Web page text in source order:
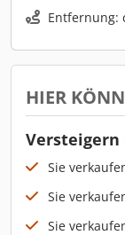
Entfernung:
HIER
Versteigern
Sie
Sie
Sie